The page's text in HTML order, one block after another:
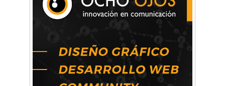
Arq. Horacio Alejandro Sánchez
Artística ApasionArte